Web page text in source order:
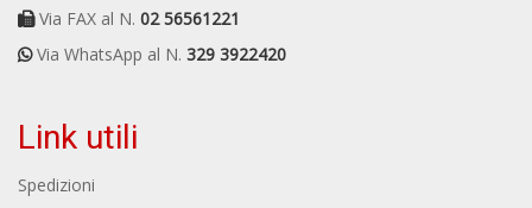
Via FAX al N. 02 56561221
Via WhatsApp al N. 329 3922420
Link utili
Spedizioni